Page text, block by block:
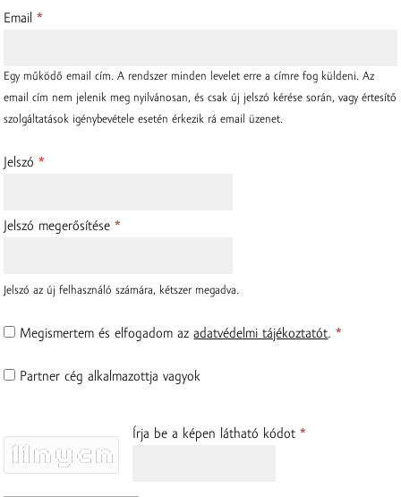
Email*
Egy működő email cím. A rendszer minden levelet erre a címre fog küldeni. Az
email cím nem jelenik meg nyilvánosan, és csak új jelszó kérése során, vagy értesítő
szolgáltatások igénybevétele esetén érkezik rá email üzenet.
Jelszó*
Jelszó megerősítése*
Jelszó az új felhasználó számára, kétszer megadva.
Megismertem és elfogadom azadatvédelmi tájékoztatót.*
Partner cég alkalmazottja vagyok
/ | / |  _ __    _   _    ___   _ __
| | | | | '_ \  | | | |  / __| | '_ \
| | | | | | | | | |_| | | (__  | | | |
|_| |_| |_| |_|  \__, |  \___| |_| |_|
                  |___/
Írja be a képen látható kódot*